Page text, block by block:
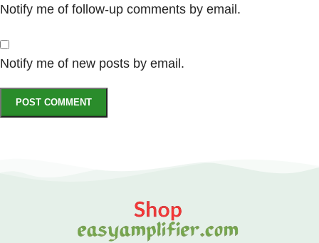
Notify me of follow-up comments by email.
Notify me of new posts by email.